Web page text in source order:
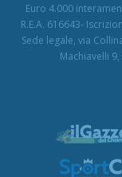
Euro 4.000
R.E.A. 616643-
Sede legale, via
Machiavelli